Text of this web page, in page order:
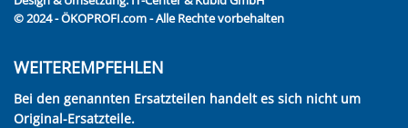
© 2024 - ÖKOPROFI.com - Alle Rechte vorbehalten
WEITEREMPFEHLEN
Bei den genannten Ersatzteilen handelt es sich nicht um
Original-Ersatzteile.